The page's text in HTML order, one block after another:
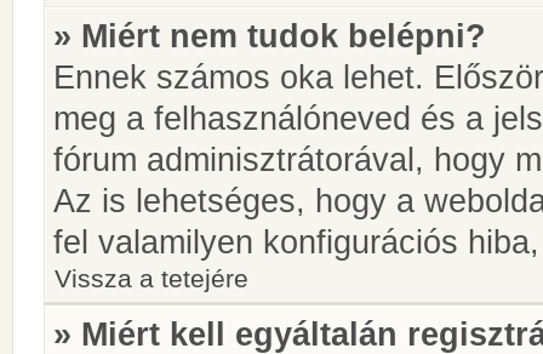
» Miért nem tudok belépni?
Ennek számos oka lehet.
meg a felhasználóneved és a
fórum adminisztrátorával, hogy
Az is lehetséges, hogy a
fel valamilyen konfigurációs
Vissza a tetejére
» Miért kell egyáltalán